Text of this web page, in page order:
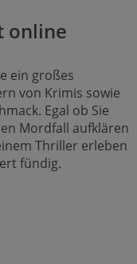
online
ein großes
von Krimis sowie
Egal ob Sie
Mordfall aufklären
Thriller erleben
fündig.